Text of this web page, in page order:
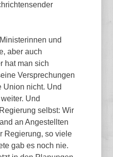
und
aber auch
hat man sich
Versprechungen
Union nicht. Und
Und
selbst: Wir
an Angestellten
Regierung, so viele
gab es noch nie.